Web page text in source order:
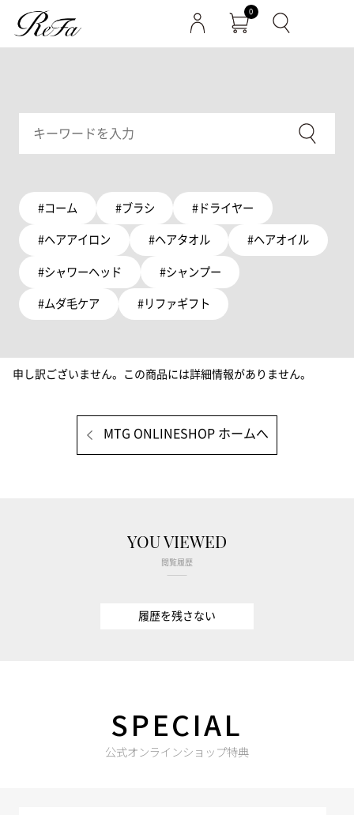
0
#コーム #ブラシ #ドライヤー
#ヘアアイロン #ヘアタオル #ヘアオイル
#シャワーヘッド #シャンプー
#ムダ毛ケア #リファギフト
申し訳ございません。この商品には詳細情報がありません。
MTG ONLINESHOP ホームへ
YOU VIEWED
閲覧履歴
履歴を残さない
SPECIAL
公式オンラインショップ特典